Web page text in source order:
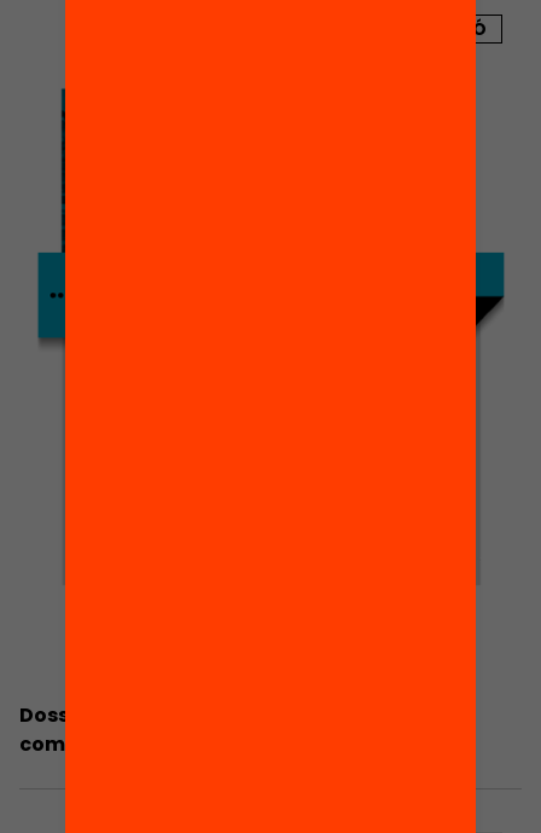
PUBLICACIÓ
Dossier de premsa: Els reptes en matèria de
competències de la població adulta